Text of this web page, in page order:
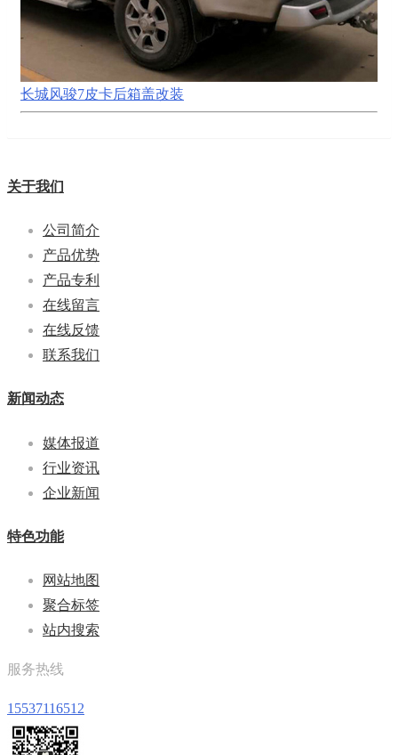
长城风骏7皮卡后箱盖改装
关于我们
公司简介
产品优势
产品专利
在线留言
在线反馈
联系我们
新闻动态
媒体报道
行业资讯
企业新闻
特色功能
网站地图
聚合标签
站内搜索
服务热线
15537116512